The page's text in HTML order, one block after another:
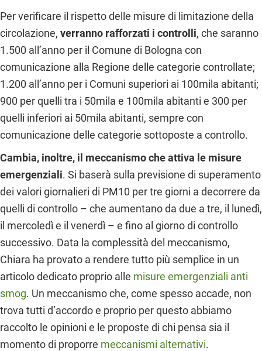
Per verificare il rispetto delle misure di limitazione della
circolazione, verranno rafforzati i controlli, che saranno
1.500 all’anno per il Comune di Bologna con
comunicazione alla Regione delle categorie controllate;
1.200 all’anno per i Comuni superiori ai 100mila abitanti;
900 per quelli tra i 50mila e 100mila abitanti e 300 per
quelli inferiori ai 50mila abitanti, sempre con
comunicazione delle categorie sottoposte a controllo.
Cambia, inoltre, il meccanismo che attiva le misure
emergenziali. Si baserà sulla previsione di superamento
dei valori giornalieri di PM10 per tre giorni a decorrere da
quelli di controllo – che aumentano da due a tre, il lunedì,
il mercoledì e il venerdì – e fino al giorno di controllo
successivo. Data la complessità del meccanismo,
Chiara ha provato a rendere tutto più semplice in un
articolo dedicato proprio alle misure emergenziali anti
smog. Un meccanismo che, come spesso accade, non
trova tutti d’accordo e proprio per questo abbiamo
raccolto le opinioni e le proposte di chi pensa sia il
momento di proporre meccanismi alternativi.